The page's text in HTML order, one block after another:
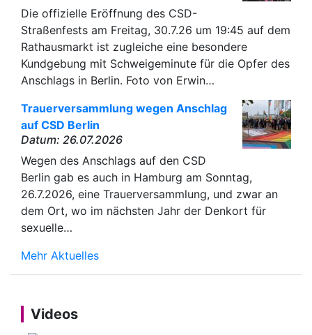
Die offizielle Eröffnung des CSD-
Straßenfests am Freitag, 30.7.26 um 19:45 auf dem
Rathausmarkt ist zugleiche eine besondere
Kundgebung mit Schweigeminute für die Opfer des
Anschlags in Berlin. Foto von Erwin…
Trauerversammlung wegen Anschlag
auf CSD Berlin
Datum: 26.07.2026
Wegen des Anschlags auf den CSD
Berlin gab es auch in Hamburg am Sonntag,
26.7.2026, eine Trauerversammlung, und zwar an
dem Ort, wo im nächsten Jahr der Denkort für
sexuelle…
Mehr Aktuelles
Videos